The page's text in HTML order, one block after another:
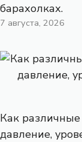
барахолках.
7 августа, 2026
Как
давление,